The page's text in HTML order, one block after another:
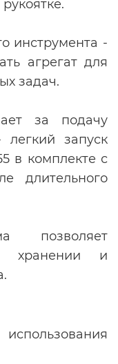
инструмента -
агрегат для
задач.
за подачу
запуск
в комплекте с
длительного
позволяет
хранении и